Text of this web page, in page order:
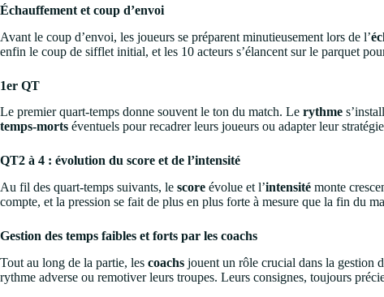
Échauffement et coup d’envoi
Avant le coup d’envoi, les joueurs se préparent minutieusement lors de l’
enfin le coup de sifflet initial, et les 10 acteurs s’élancent sur le parquet
1er QT
Le premier quart-temps donne souvent le ton du match. Le rythme
temps-morts éventuels pour recadrer leurs joueurs ou adapter leur
QT2 à 4 : évolution du score et de l’intensité
Au fil des quart-temps suivants, le score évolue et l’intensité monte
compte, et la pression se fait de plus en plus forte à mesure que la fin du
Gestion des temps faibles et forts par les coachs
Tout au long de la partie, les coachs jouent un rôle crucial dans la gestion
rythme adverse ou remotiver leurs troupes. Leurs consignes, toujours